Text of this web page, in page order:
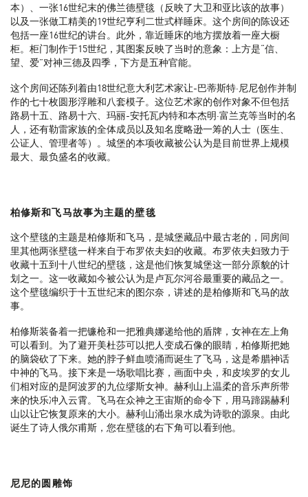
本）、一张16世纪末的佛兰德壁毯（反映了大卫和亚比该的故事）
以及一张做工精美的19世纪亨利二世式样睡床。这个房间的陈设还
包括一座16世纪的讲台。此外，靠近睡床的地方摆放着一座大橱
柜。柜门制作于15世纪，其图案反映了当时的意象：上方是“信、
望、爱”对神三德及四季，下方是五种官能。
这个房间还陈列着由18世纪意大利艺术家让-巴蒂斯特·尼尼创作并制
作的七十枚圆形浮雕和八套模子。这位艺术家的创作对象不但包括
路易十五、路易十六、玛丽-安托瓦内特和本杰明·富兰克等当时的名
人，还有勒雷家族的全体成员以及知名度略逊一筹的人士（医生、
公证人、管理者等）。城堡的本项收藏被公认为是目前世界上规模
最大、最负盛名的收藏。
柏修斯和 飞马故事为主题 的壁毯
这个壁毯的主题是柏修斯和飞马，是城堡藏品中最古老的，同房间
里其他两张壁毯一样来自于布罗依夫妇的收藏。布罗依夫妇致力于
收藏十五到十八世纪的壁毯，这是他们恢复城堡这一部分原貌的计
划之一。这一收藏如今被公认为是卢瓦尔河谷最重要的藏品之一。
这个壁毯编织于十五世纪末的图尔奈，讲述的是柏修斯和飞马的故
事。
柏修斯装备着一把镰枪和一把雅典娜递给他的盾牌，女神在左上角
可以看到。为了避开美杜莎可以把人变成石像的眼睛，柏修斯把她
的脑袋砍了下来。她的脖子鲜血喷涌而诞生了飞马，这是希腊神话
中神的飞马。接下来是一场歌唱比赛，画面中央，和皮埃罗的女儿
们相对应的是阿波罗的九位缪斯女神。赫利山上温柔的音乐声所带
来的快乐冲入云霄。飞马在众神之王宙斯的命令下，用马蹄踢赫利
山以让它恢复原来的大小。赫利山涌出泉水成为诗歌的源泉。由此
诞生了诗人俄尔甫斯，您在壁毯的右下角可以看到他。
尼尼的 圆 雕饰